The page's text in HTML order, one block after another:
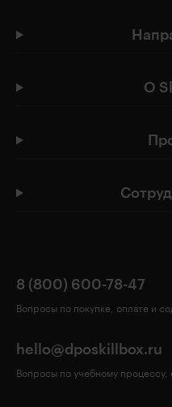
О
8 (800) 600-78-47
Вопросы по покупке, оплате и
hello@dposkillbox.ru
Вопросы по учебному процессу,